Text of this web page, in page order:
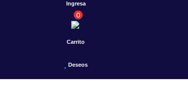
Ingresa
0
Carrito
Deseos